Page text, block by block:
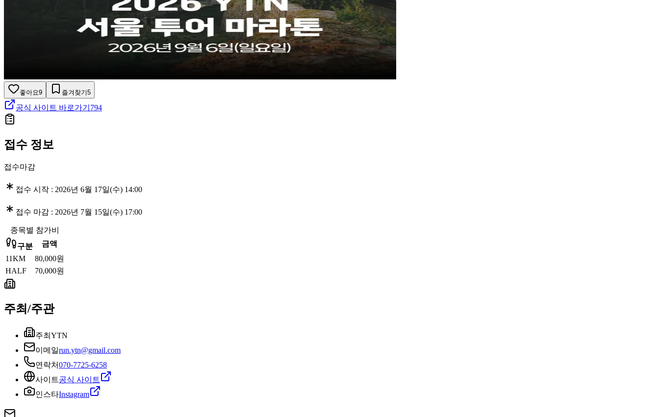
좋아요9 즐겨찾기5
공식 사이트 바로가기 794
접수 정보
접수마감
접수 시작 : 2026년 6월 17일(수) 14:00
접수 마감 : 2026년 7월 15일(수) 17:00
종목별 참가비
구분
금액
11KM
80,000원
HALF
70,000원
주최/주관
주최 YTN
이메일run.ytn@gmail.com
연락처070-7725-6258
사이트공식 사이트
인스타Instagram